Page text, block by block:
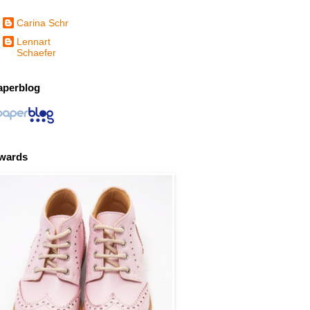
Carina Schr
Lennart
Schaefer